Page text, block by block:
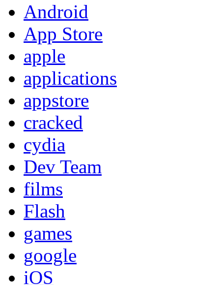
Android
App Store
apple
applications
appstore
cracked
cydia
Dev Team
films
Flash
games
google
iOS